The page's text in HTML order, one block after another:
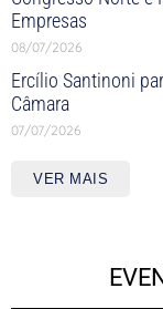
Empresas
08/07/2026
Ercílio Santinoni
Câmara
07/07/2026
VER MAIS